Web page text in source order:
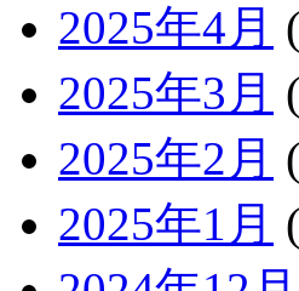
2025年4月
2025年3月
2025年2月
2025年1月